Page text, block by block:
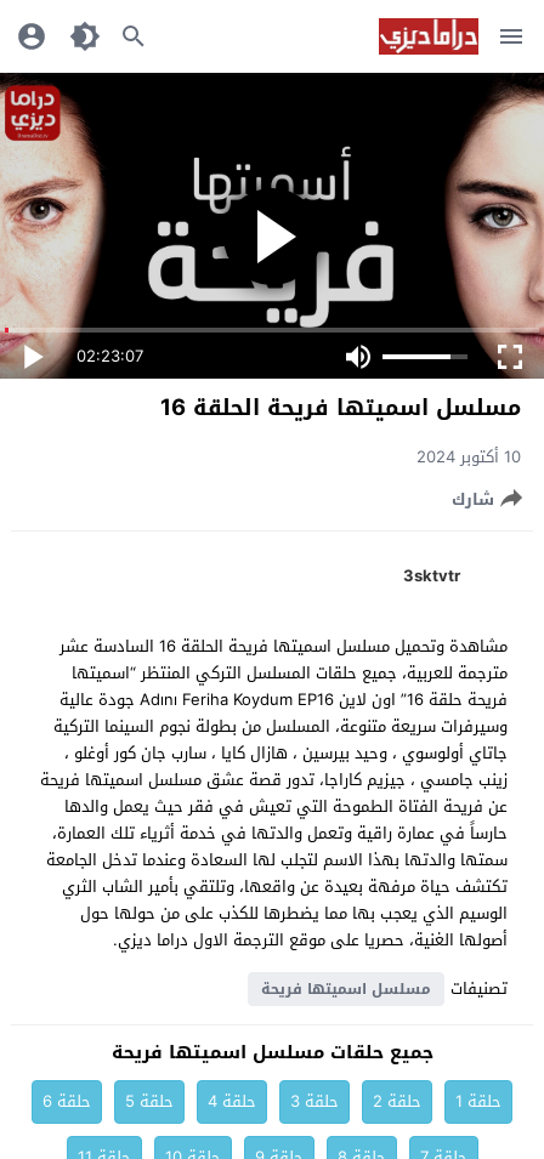
02:23:07
مسلسل اسميتها فريحة الحلقة 16
10 أكتوبر 2024
شارك
3sktvtr
مشاهدة وتحميل مسلسل اسميتها فريحة الحلقة 16 السادسة عشر
مترجمة للعربية، جميع حلقات المسلسل التركي المنتظر “اسميتها
فريحة حلقة 16” اون لاين Adını Feriha Koydum EP16 جودة عالية
وسيرفرات سريعة متنوعة، المسلسل من بطولة نجوم السينما التركية
جاتاي أولوسوي ، وحيد بيرسين ، هازال كايا ، سارب جان كور أوغلو ،
زينب جامسي ، جيزيم كاراجا، تدور قصة عشق مسلسل اسميتها فريحة
عن فريحة الفتاة الطموحة التي تعيش في فقر حيث يعمل والدها
حارساً في عمارة راقية وتعمل والدتها في خدمة أثرياء تلك العمارة،
سمتها والدتها بهذا الاسم لتجلب لها السعادة وعندما تدخل الجامعة
تكتشف حياة مرفهة بعيدة عن واقعها، وتلتقي بأمير الشاب الثري
الوسيم الذي يعجب بها مما يضطرها للكذب على من حولها حول
أصولها الغنية، حصريا على موقع الترجمة الاول دراما ديزي.
تصنيفات
مسلسل اسميتها فريحة
جميع حلقات مسلسل اسميتها فريحة
حلقة 1 حلقة 2 حلقة 3 حلقة 4 حلقة 5
حلقة 6